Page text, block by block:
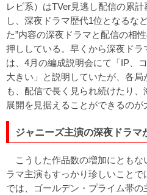
レビ系）はTVer見逃し配信の累
し、深夜ドラマ歴代1位となるな
た”内容の深夜ドラマと配信の相
押ししている。早くから深夜ド
は、4月の編成説明会にて「IP、
大きい」と説明していたが、各
も、配信で長く見られ続けたり
展開を見据えることができるのが
ジャニーズ主演の深夜ドラマ
こうした作品数の増加にともな
ラマ主演もすっかり珍しいこと
では、ゴールデン・プライム帯